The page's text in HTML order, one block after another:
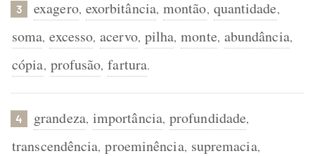
3 exagero, exorbitância, montão, quantidade,
soma, excesso, acervo, pilha, monte, abundância,
cópia, profusão, fartura.
4 grandeza, importância, profundidade,
transcendência, proeminência, supremacia,